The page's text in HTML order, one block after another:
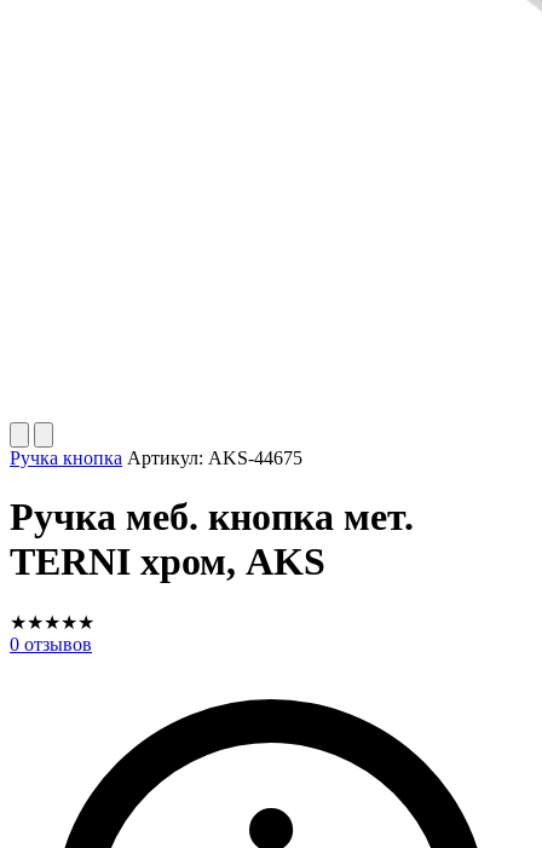
Ручка кнопка Артикул: AKS-44675
Ручка меб. кнопка мет.
TERNI хром, AKS
★★★★★
0 отзывов